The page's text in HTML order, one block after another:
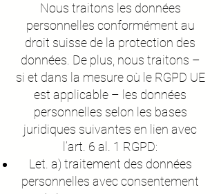
Nous traitons les données
personnelles conformément au
droit suisse de la protection des
données. De plus, nous traitons –
si et dans la mesure où le RGPD UE
est applicable – les données
personnelles selon les bases
juridiques suivantes en lien avec
l’art. 6 al. 1 RGPD:
Let. a) traitement des données
personnelles avec consentement